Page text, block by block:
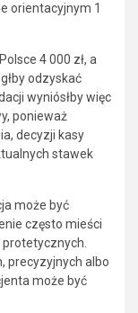
orientacyjnym 1
4 000 zł, a
odzyskać
wyniósłby więc
ponieważ
decyzji kasy
stawek
może być
często mieści
precyzyjnych albo
może być